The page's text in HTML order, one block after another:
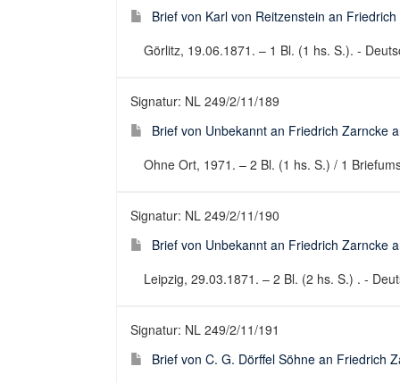
Brief von Karl von Reitzenstein an
Görlitz, 19.06.1871. – 1 Bl. (1 hs. S.). -
Signatur: NL 249/2/11/189
Brief von Unbekannt an Friedrich Zarncke
Ohne Ort, 1971. – 2 Bl. (1 hs. S.) / 1
Signatur: NL 249/2/11/190
Brief von Unbekannt an Friedrich Zarncke
Leipzig, 29.03.1871. – 2 Bl. (2 hs. S.) . -
Signatur: NL 249/2/11/191
Brief von C. G. Dörffel Söhne an Friedrich